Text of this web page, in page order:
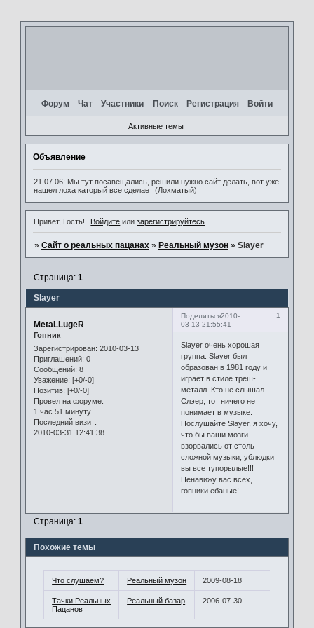
Форум Чат Участники Поиск Регистрация Войти
Активные темы
Объявление
21.07.06: Мы тут посавещались, решили нужно сайт делать, вот уже
нашел лоха каторый все сделает (Лохматый)
Привет, Гость! Войдите илизарегистрируйтесь
» Сайт о реальных пацанах » Реальный музон » Slayer
Slayer
Страница: 1
Поделиться 1
2010-
03-13 21:55:41
MetaLLugeR
Гопник
Зарегистрирован: 2010-03-13
Приглашений: 0
Сообщений: 8
Уважение: [+0/-0]
Позитив: [+0/-0]
Провел на форуме:
1 час 51 минуту
Последний визит:
2010-03-31 12:41:38
Slayer очень хорошая
группа. Slayer был
образован в 1981 году и
играет в стиле треш-
металл. Кто не слышал
Слэер, тот ничего не
понимает в музыке.
Послушайте Slayer, я хочу,
что бы ваши мозги
взорвались от столь
сложной музыки, ублюдки
вы все тупорылые!!!
Ненавижу вас всех,
гопники ебаные!
Страница: 1
Похожие темы
Что слушаем? Реальный музон 2009-08-18
Тачки Реальных
Пацанов
Реальный базар 2006-07-30